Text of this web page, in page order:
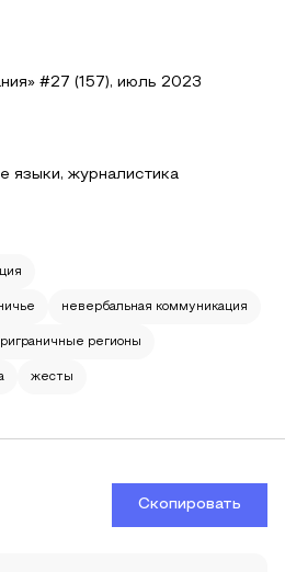
#27 (157), июль 2023
языки, журналистика
невербальная коммуникация
регионы
жесты
Скопировать